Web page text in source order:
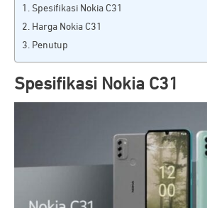
Spesifikasi Nokia C31
Harga Nokia C31
Penutup
Spesifikasi Nokia C31